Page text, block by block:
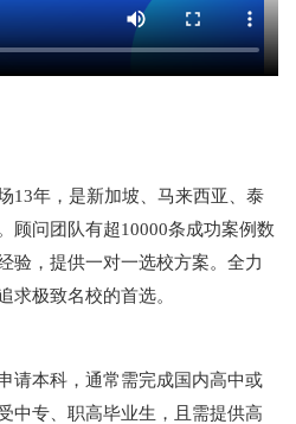
13年，是新加坡、马来西亚、泰
顾问团队有超10000条成功案例数
验，提供一对一选校方案。全力
求极致名校的首选。
请本科，通常需完成国内高中或
中专、职高毕业生，且需提供高